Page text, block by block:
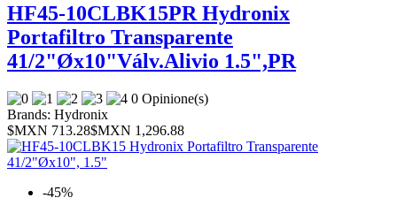
HF45-10CLBK15PR Hydronix
Portafiltro Transparente
41/2"Øx10"Válv.Alivio 1.5",PR
0 Opinione(s)
Brands: Hydronix
$MXN 713.28$MXN 1,296.88
-45%